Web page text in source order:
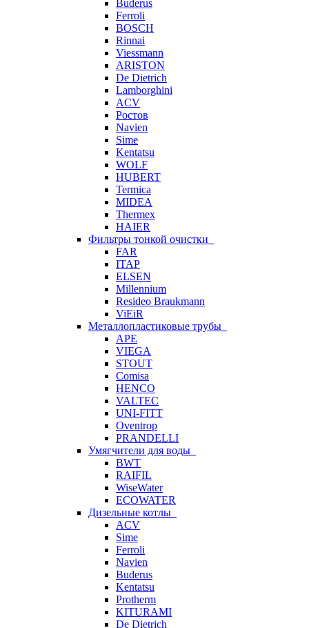
Buderus
Ferroli
BOSCH
Rinnai
Viessmann
ARISTON
De Dietrich
Lamborghini
ACV
Ростов
Navien
Sime
Kentatsu
WOLF
HUBERT
Termica
MIDEA
Thermex
HAIER
Фильтры тонкой очистки
FAR
ITAP
ELSEN
Millennium
Resideo Braukmann
ViEiR
Металлопластиковые трубы
APE
VIEGA
STOUT
Comisa
HENCO
VALTEC
UNI-FITT
Oventrop
PRANDELLI
Умягчители для воды
BWT
RAIFIL
WiseWater
ECOWATER
Дизельные котлы
ACV
Sime
Ferroli
Navien
Buderus
Kentatsu
Protherm
KITURAMI
De Dietrich